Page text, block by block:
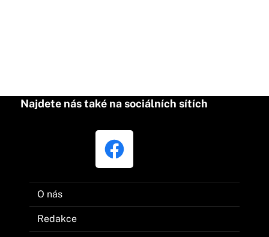
Najdete nás také na sociálních sítích
O nás
Redakce